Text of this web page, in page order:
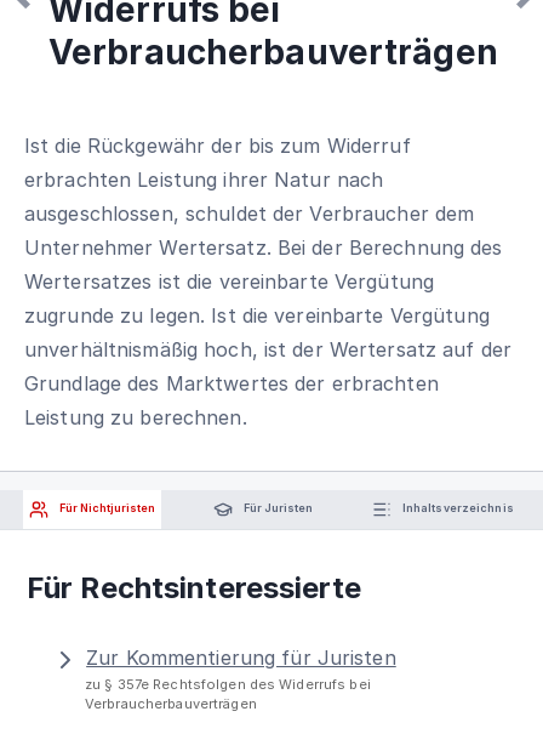
Widerrufs bei
Verbraucherbauverträgen
Ist die Rückgewähr der bis zum Widerruf
erbrachten Leistung ihrer Natur nach
ausgeschlossen, schuldet der Verbraucher dem
Unternehmer Wertersatz. Bei der Berechnung des
Wertersatzes ist die vereinbarte Vergütung
zugrunde zu legen. Ist die vereinbarte Vergütung
unverhältnismäßig hoch, ist der Wertersatz auf der
Grundlage des Marktwertes der erbrachten
Leistung zu berechnen.
Für Nichtjuristen Für Juristen Inhaltsverzeichnis
Für Rechtsinteressierte
Zur Kommentierung für Juristen
zu § 357e Rechtsfolgen des Widerrufs bei
Verbraucherbauverträgen